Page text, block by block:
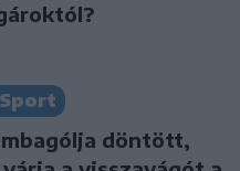
döntött,